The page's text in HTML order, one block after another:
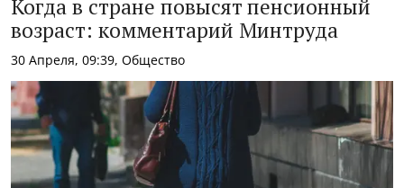
Когда в стране повысят пенсионный
возраст: комментарий Минтруда
30 Апреля, 09:39, Общество